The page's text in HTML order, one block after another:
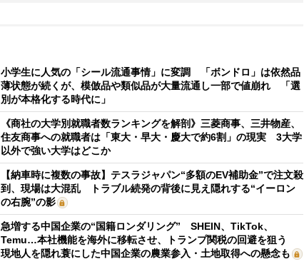
小学生に人気の「シール流通事情」に変調 「ボンドロ」は依然品
薄状態が続くが、模倣品や類似品が大量流通し一部で値崩れ 「選
別が本格化する時代に」
《商社の大学別就職者数ランキングを解剖》三菱商事、三井物産、
住友商事への就職者は「東大・早大・慶大で約6割」の現実 3大学
以外で強い大学はどこか
【納車時に複数の事故】テスラジャパン“多額のEV補助金”で注文殺
到、現場は大混乱 トラブル続発の背後に見え隠れする“イーロン
の右腕”の影
急増する中国企業の“国籍ロンダリング” SHEIN、TikTok、
Temu…本社機能を海外に移転させ、トランプ関税の回避を狙う
現地人を隠れ蓑にした中国企業の農業参入・土地取得への懸念も